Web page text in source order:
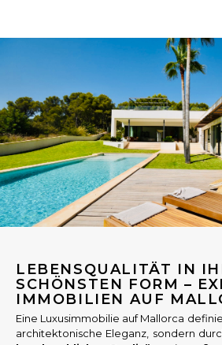
LEBENSQUALITÄT IN
SCHÖNSTEN FORM –
IMMOBILIEN AUF
Eine Luxusimmobilie auf Mallorca
architektonische Eleganz, sondern